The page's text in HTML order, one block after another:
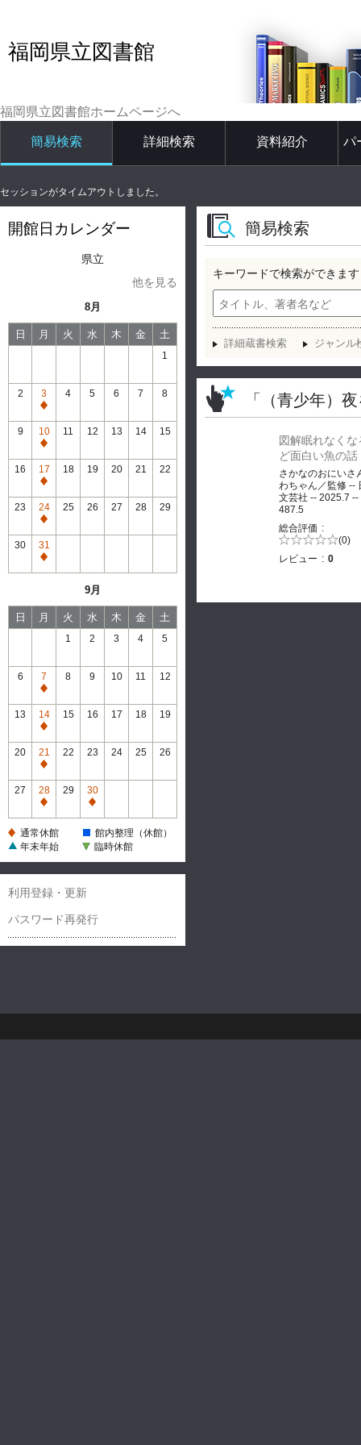
福岡県立図書館
福岡県立図書館ホームページへ
簡易検索 詳細検索 資料紹介 パ
セッションがタイムアウトしました。
開館日カレンダー
県立
他を見る
8月
日 月 火 水 木 金 土
1
2
3
通
常
休
館
4 5 6 7 8
9
10
通
常
休
館
11 12 13 14 15
16
17
通
常
休
館
18 19 20 21 22
23
24
通
常
休
館
25 26 27 28 29
30
31
通
館
9月
日 月 火 水 木 金 土
1 2 3 4 5
6
7
通
常
休
館
8 9 10 11 12
13
14
通
常
休
館
15 16 17 18 19
20
21
通
常
休
館
22 23 24 25 26
27
28
通
休
29
30
通
休
通常休館
館内整理（休館）
年末年始
臨時休館
利用登録・更新
パスワード再発行
簡易検索
キーワードで検索ができます
詳細蔵書検索 ジャンル
「（青少年）
図解眠れなくな
ど面白い魚の話
さかなのおにいさ
わちゃん／監修 --
文芸社 -- 2025.7 --
487.5
総合評価
5段階評価の (0)
レビュー
0